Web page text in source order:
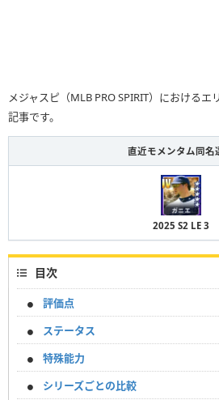
メジャスピ（MLB PRO SPIRIT）におけるエ
記事です。
直近モメンタム同名
2025 S2 LE 3
目次
評価点
ステータス
特殊能力
シリーズごとの比較